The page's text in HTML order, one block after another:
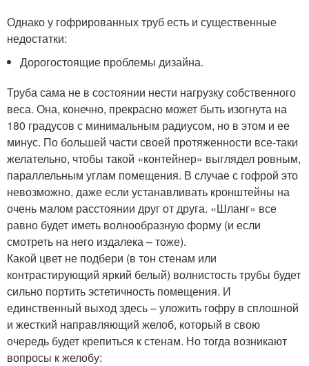
Однако у гофрированных труб есть и существенные
недостатки:
Дорогостоящие проблемы дизайна.
Труба сама не в состоянии нести нагрузку собственного
веса. Она, конечно, прекрасно может быть изогнута на
180 градусов с минимальным радиусом, но в этом и ее
минус. По большей части своей протяженности все-таки
желательно, чтобы такой «контейнер» выглядел ровным,
параллельным углам помещения. В случае с гофрой это
невозможно, даже если устанавливать кронштейны на
очень малом расстоянии друг от друга. «Шланг» все
равно будет иметь волнообразную форму (и если
смотреть на него издалека – тоже).
Какой цвет не подбери (в тон стенам или
контрастирующий яркий белый) волнистость трубы будет
сильно портить эстетичность помещения. И
единственный выход здесь – уложить гофру в сплошной
и жесткий направляющий желоб, который в свою
очередь будет крепиться к стенам. Но тогда возникают
вопросы к желобу: